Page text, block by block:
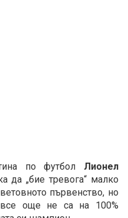
по футбол Лионел
да „бие тревога“ малко
първенство, но
все още не са на 100%